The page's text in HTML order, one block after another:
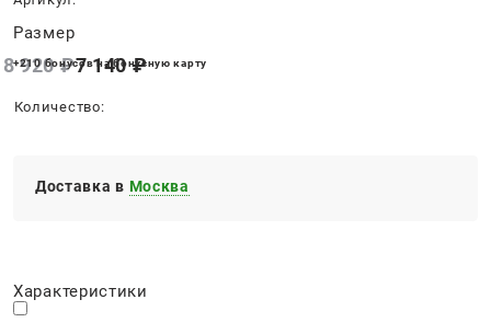
Размер
8 920 ₽7 140 ₽
+210 бонусов на бонусную карту
Количество:
Доставка в Москва
Характеристики